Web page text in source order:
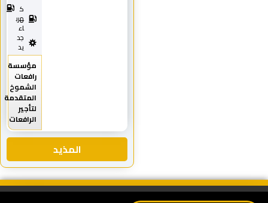
المذيد
هرب
اء
جد
يد
مؤسسة
رافعات
الشموخ
المتقدمة
لتأجير
الرافعات